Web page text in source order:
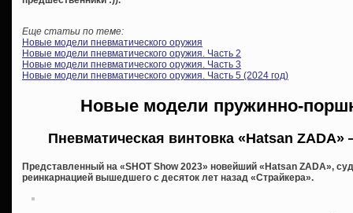
Еще статьи по теме:
Новые модели пневматического оружия
Новые модели пневматического оружия. Часть 2
Новые модели пневматического оружия. Часть 3
Новые модели пневматического оружия. Часть 5 (2024 год)
Новые модели пружинно-
Пневматическая винтовка «Hatsan
Представленный на «SHOT Show 2023» новейший «Hatsan ZADA»,
реинкарнацией вышедшего с десяток лет назад «Страйкера».